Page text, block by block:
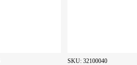
SKU:32100040